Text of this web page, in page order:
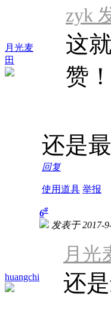
月光麦
田
zyk
这
赞
还是
回复
使用道具 举报
huangchi
6#
发表于 2017-
月光
还